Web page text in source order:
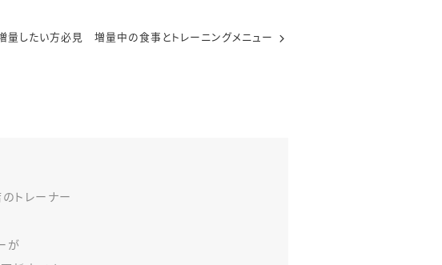
量したい方必見 増量中の食事とトレーニングメニュー
トレーナー
が